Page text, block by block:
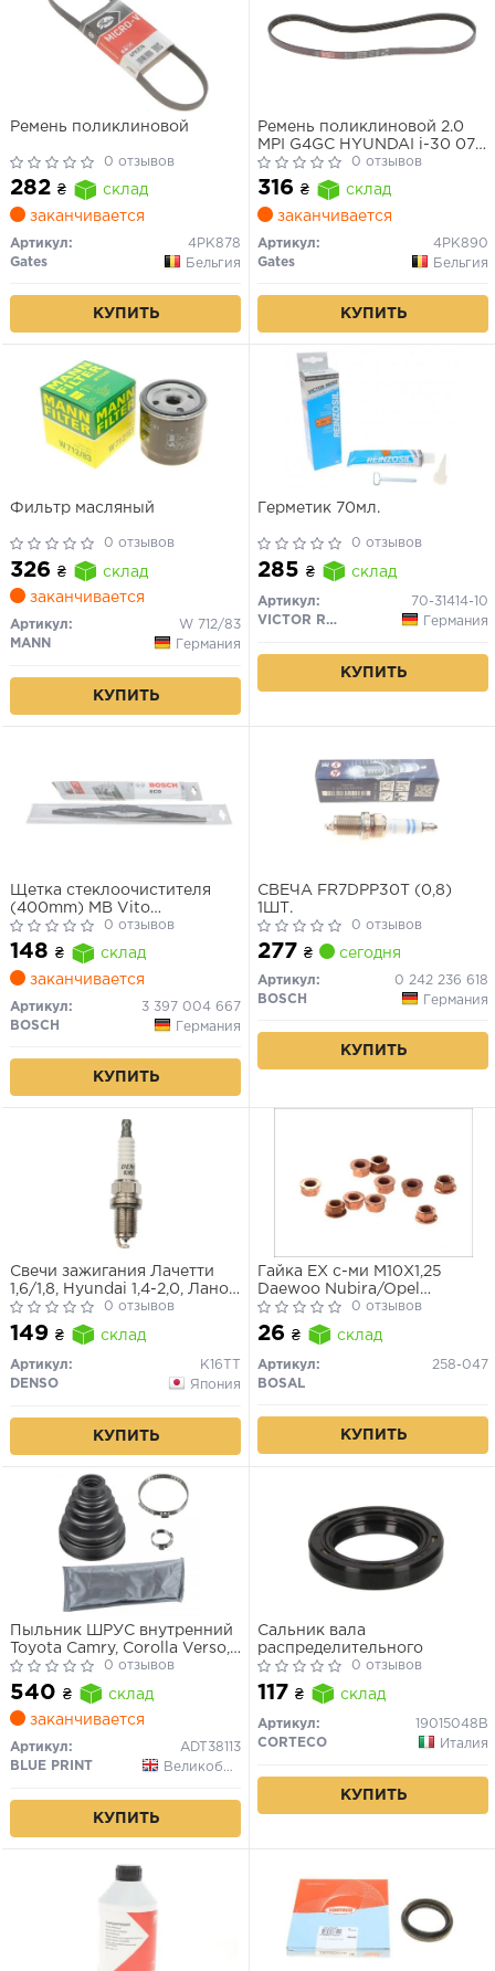
Ремень поликлиновой
0 отзывов
282 ₴
склад
заканчивается
Артикул:
4PK878
Gates
Бельгия
КУПИТЬ
Ремень поликлиновой 2.0
MPI G4GC HYUNDAI i-30 07-
10,Tucson 04-07,Elantra 00-
03
0 отзывов
316 ₴
склад
заканчивается
Артикул:
4PK890
Gates
Бельгия
КУПИТЬ
Фильтр масляный
0 отзывов
326 ₴
склад
заканчивается
Артикул:
W 712/83
MANN
Германия
КУПИТЬ
Герметик 70мл.
0 отзывов
285 ₴ склад
Артикул:
70-31414-10
VICTOR REINZ
Германия
КУПИТЬ
Щетка стеклоочистителя
(400mm) MB Vito
(W639)/Opel combo/VW
Golf II/III 70- (Eco)
0 отзывов
148 ₴
склад
заканчивается
Артикул:
3 397 004 667
BOSCH
Германия
КУПИТЬ
СВЕЧА FR7DPP30T (0,8)
1ШТ.
0 отзывов
277 ₴ сегодня
Артикул:
0 242 236 618
BOSCH
Германия
КУПИТЬ
Свечи зажигания Лачетти
1,6/1,8, Hyundai 1,4-2,0, Ланос
1,6, Авео 1,6 (DENSO) K16TT
0 отзывов
149 ₴ склад
Артикул:
K16TT
DENSO
Япония
КУПИТЬ
Гайка EX с-ми M10X1,25
Daewoo Nubira/Opel
Antara/Suzuki/Nissan/Honda/
0 отзывов
26 ₴ склад
Артикул:
258-047
BOSAL
КУПИТЬ
Пыльник ШРУС внутренний
Toyota Camry, Corolla Verso,
RAV4 III (24×72×101мм)
0 отзывов
540 ₴
склад
заканчивается
Артикул:
ADT38113
BLUE PRINT
Великобритания
КУПИТЬ
Сальник вала
распределительного
0 отзывов
117 ₴ склад
Артикул:
19015048B
CORTECO
Италия
КУПИТЬ